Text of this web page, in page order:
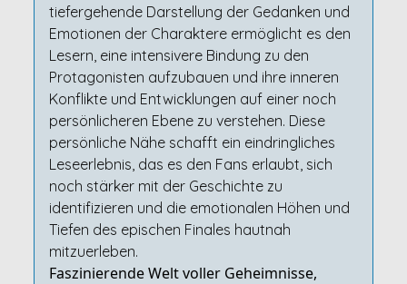
tiefergehende Darstellung der Gedanken und
Emotionen der Charaktere ermöglicht es den
Lesern, eine intensivere Bindung zu den
Protagonisten aufzubauen und ihre inneren
Konflikte und Entwicklungen auf einer noch
persönlicheren Ebene zu verstehen. Diese
persönliche Nähe schafft ein eindringliches
Leseerlebnis, das es den Fans erlaubt, sich
noch stärker mit der Geschichte zu
identifizieren und die emotionalen Höhen und
Tiefen des epischen Finales hautnah
mitzuerleben.
Faszinierende Welt voller Geheimnisse,